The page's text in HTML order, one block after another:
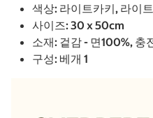
색상: 라이트카키, 라이
사이즈: 30 x 50cm
소재: 겉감 - 면100%, 충
구성: 베개 1